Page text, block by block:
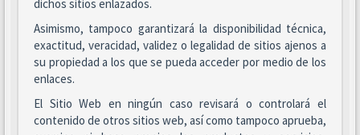
dichos sitios enlazados.
Asimismo, tampoco garantizará la disponibilidad técnica,
exactitud, veracidad, validez o legalidad de sitios ajenos a
su propiedad a los que se pueda acceder por medio de los
enlaces.
El Sitio Web en ningún caso revisará o controlará el
contenido de otros sitios web, así como tampoco aprueba,